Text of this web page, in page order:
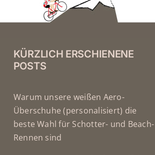
KÜRZLICH ERSCHIENENE
POSTS
Warum unsere weißen Aero-
Überschuhe (personalisiert) die
beste Wahl für Schotter- und Beach-
Rennen sind